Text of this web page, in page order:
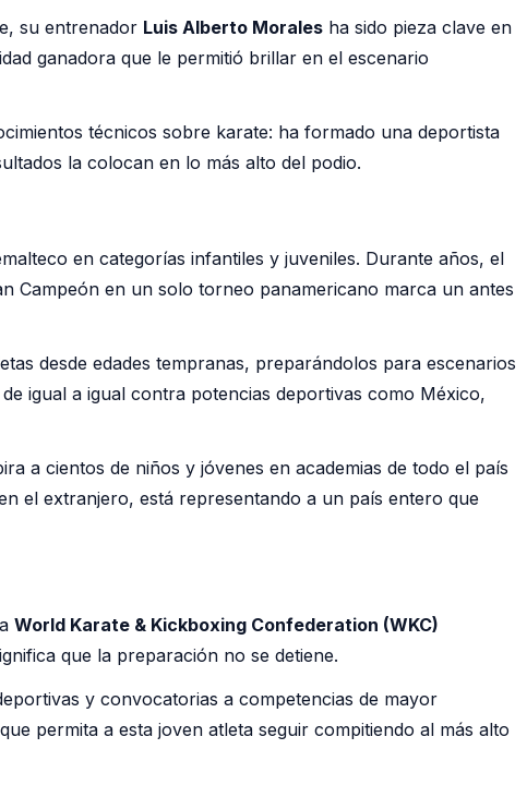
su entrenador Luis Alberto Morales ha sido pieza clave en
ganadora que le permitió brillar en el escenario
técnicos sobre karate: ha formado una deportista
la colocan en lo más alto del podio.
en categorías infantiles y juveniles. Durante años, el
Campeón en un solo torneo panamericano marca un antes
desde edades tempranas, preparándolos para escenarios
igual a igual contra potencias deportivas como México,
a cientos de niños y jóvenes en academias de todo el país
el extranjero, está representando a un país entero que
World Karate & Kickboxing Confederation (WKC)
que la preparación no se detiene.
y convocatorias a competencias de mayor
permita a esta joven atleta seguir compitiendo al más alto